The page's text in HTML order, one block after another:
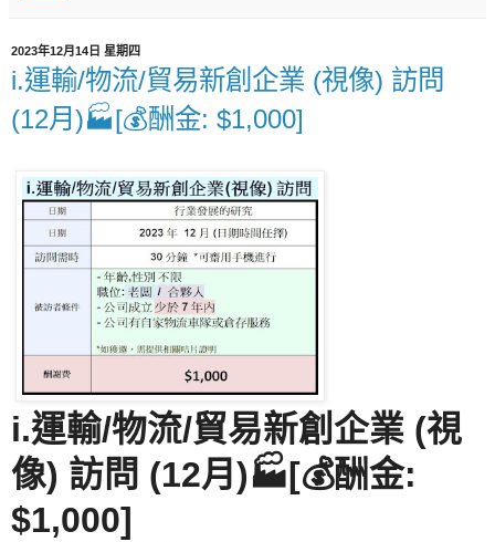
2023年12月14日 星期四
i.運輸/物流/貿易新創企業 (視像) 訪問
(12月)🏭[💰酬金: $1,000]
i.運輸/物流/貿易新創企業 (視
像) 訪問 (12月)🏭[💰酬金:
$1,000]